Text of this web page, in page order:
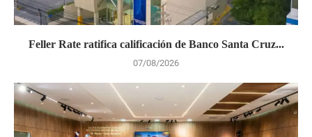
Feller Rate ratifica calificación de Banco Santa Cruz...
07/08/2026